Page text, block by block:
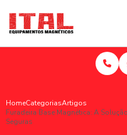
HomeCategoriasArtigos
Furadeira Base Magnética: A
Seguras